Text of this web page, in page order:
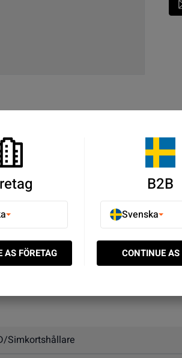
Premium/Z5 Compact
Simkortshållare
AS FÖRETAG
B2B
Svenska
CONTINUE